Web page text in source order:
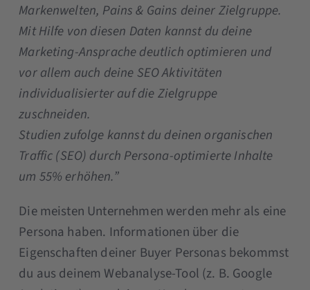
Markenwelten, Pains & Gains deiner Zielgruppe.
Mit Hilfe von diesen Daten kannst du deine
Marketing-Ansprache deutlich optimieren und
vor allem auch deine SEO Aktivitäten
individualisierter auf die Zielgruppe
zuschneiden.
Studien zufolge kannst du deinen organischen
Traffic (SEO) durch Persona-optimierte Inhalte
um 55% erhöhen.”
Die meisten Unternehmen werden mehr als eine
Persona haben. Informationen über die
Eigenschaften deiner Buyer Personas bekommst
du aus deinem Webanalyse-Tool (z. B. Google